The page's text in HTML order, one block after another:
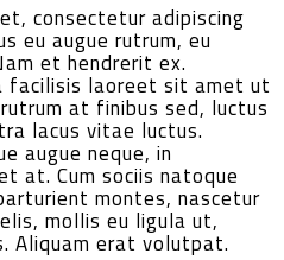
consectetur adipiscing
eu augue rutrum, eu
et hendrerit ex.
facilisis laoreet sit amet ut
at finibus sed, luctus
lacus vitae luctus.
augue neque, in
at. Cum sociis natoque
montes, nascetur
mollis eu ligula ut,
Aliquam erat volutpat.